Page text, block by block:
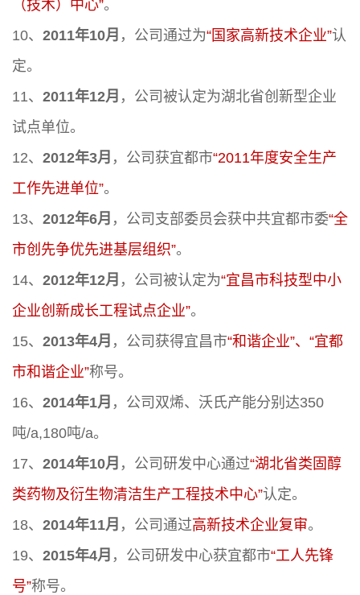
（技术）中心”。
10、 2011年10月 ，公司通过为“国家高新技术企业”认
定。
11、 2011年12月 ，公司被认定为湖北省创新型企业
试点单位。
12、 2012年3月 ，公司获宜都市“2011年度安全生产
工作先进单位”。
13、 2012年6月 ，公司支部委员会获中共宜都市委“全
市创先争优先进基层组织”。
14、 2012年12月 ，公司被认定为“宜昌市科技型中小
企业创新成长工程试点企业”。
15、 2013年4月 ，公司获得宜昌市“和谐企业”、“宜都
市和谐企业”称号。
16、 2014年1月 ，公司双烯、沃氏产能分别达350
吨/a,180吨/a。
17、 2014年10月 ，公司研发中心通过“湖北省类固醇
类药物及衍生物清洁生产工程技术中心”认定。
18、 2014年11月 ，公司通过高新技术企业复审。
19、 2015年4月 ，公司研发中心获宜都市“工人先锋
号”称号。